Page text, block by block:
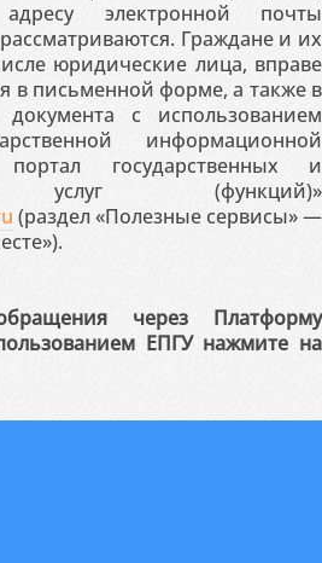
электронной почты
Граждане и их
юридические лица, вправе
в письменной форме, а также в
с использованием
информационной
государственных и
услуг (функций)»
(раздел «Полезные сервисы» —
через Платформу
ЕПГУ нажмите на